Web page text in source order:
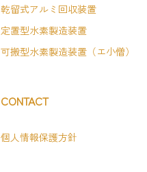
乾留式アルミ回収装置
定置型水素製造装置
可搬型水素製造装置（エ小僧）
CONTACT
個人情報保護方針